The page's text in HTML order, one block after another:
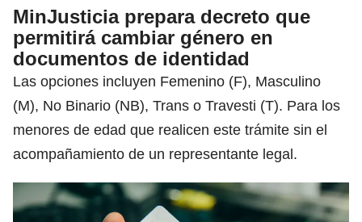
MinJusticia prepara decreto que
permitirá cambiar género en
documentos de identidad
Las opciones incluyen Femenino (F), Masculino
(M), No Binario (NB), Trans o Travesti (T). Para los
menores de edad que realicen este trámite sin el
acompañamiento de un representante legal.